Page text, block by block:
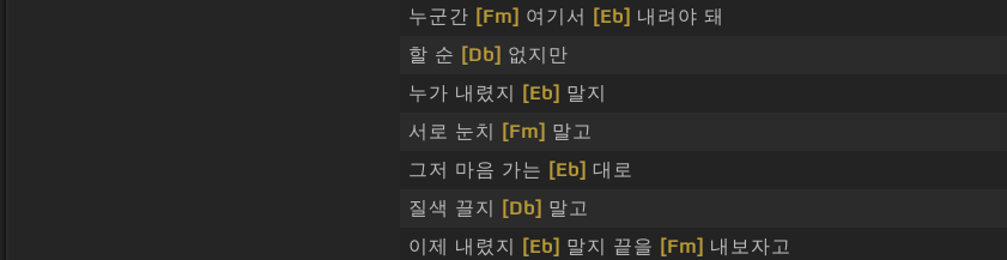
누군간 [Fm] 여기서 [Eb] 내려야 돼
할 순 [Db] 없지만
누가 내렸지
[Eb] 말지
서로 눈치
[Fm] 말고
그저 마음 가는 [Eb] 대로
질색 끌지
[Db] 말고
이제 내렸지
[Eb] 말지 끝을 [Fm] 내보자고